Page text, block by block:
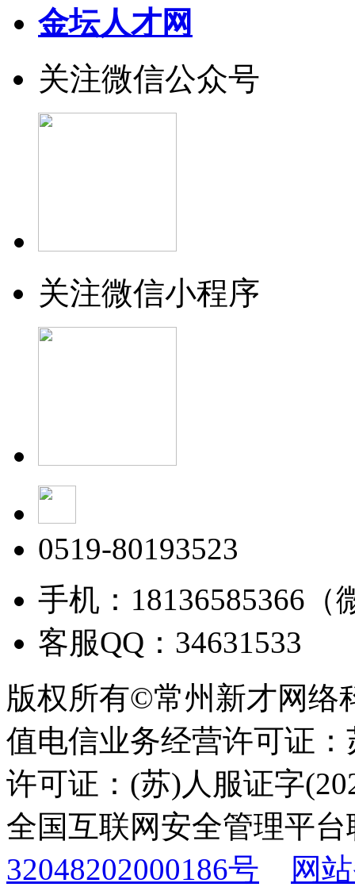
金坛人才网
关注微信公众号
关注微信小程序
0519-80193523
手机：18136585366（
客服QQ：34631533
版权所有©常州新才网络
值电信业务经营许可证
许可证：(苏)人服证字
全国互联网安全管理平
32048202000186号
网